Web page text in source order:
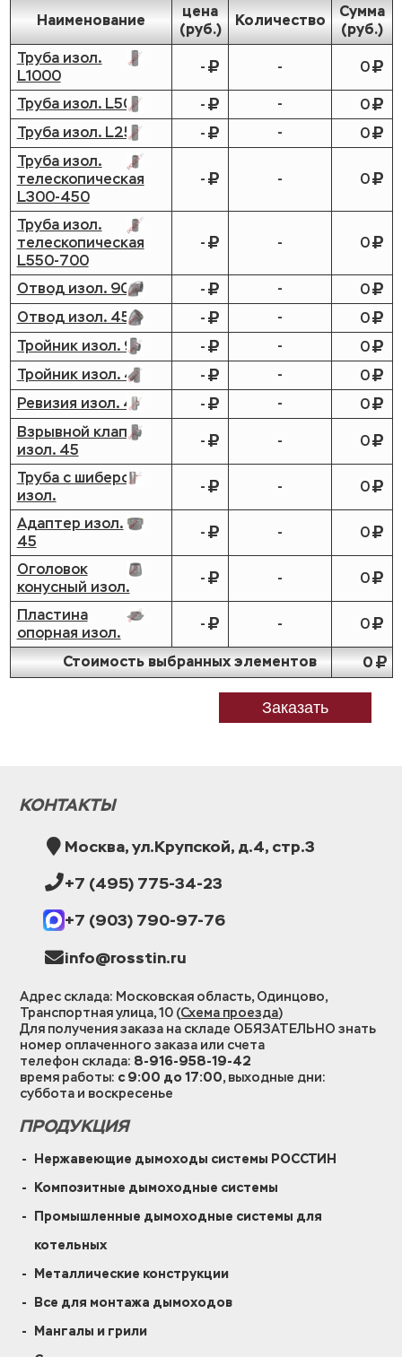
Наименование
цена
(руб.)
Количество
Сумма
(руб.)
Труба изол.
L1000
- - 0
Труба изол. L500 - -
0
Труба изол. L250
- -
0
Труба изол.
телескопическая
L300-450
- - 0
Труба изол.
телескопическая
L550-700
- - 0
Отвод изол. 90 - -
0
Отвод изол. 45
- -
0
Тройник изол. 90
- -
0
Тройник изол. 45
- -
0
Ревизия изол. 45
- -
0
Взрывной клапан
изол. 45
- - 0
Труба с шибером
изол.
- - 0
Адаптер изол.
45
- - 0
Оголовок
конусный изол.
- - 0
Пластина
опорная изол.
- - 0
Стоимость выбранных элементов 0
Заказать
КОНТАКТЫ
Москва, ул.Крупской, д.4, стр.3
+7 (495) 775-34-23
+7 (903) 790-97-76
info@rosstin.ru
Адрес склада: Московская область, Одинцово,
Транспортная улица, 10 (Схема проезда)
Для получения заказа на складе ОБЯЗАТЕЛЬНО знать
номер оплаченного заказа или счета
телефон склада: 8-916-958-19-42
время работы: с 9:00 до 17:00, выходные дни:
суббота и воскресенье
ПРОДУКЦИЯ
Нержавеющие дымоходы системы РОССТИН
Композитные дымоходные системы
Промышленные дымоходные системы для
котельных
Металлические конструкции
Все для монтажа дымоходов
Мангалы и грили